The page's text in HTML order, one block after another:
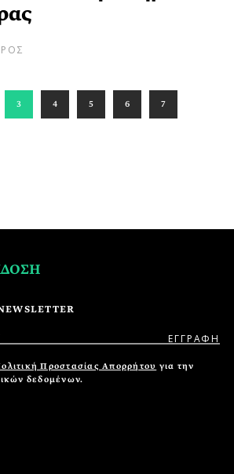
3 4 5 6 7
Προστασίας Απορρήτου για την
δεδομένων.